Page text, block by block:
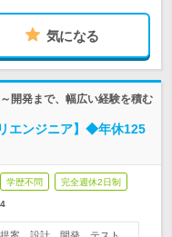
気になる
開発まで、幅広い経験を積む
エンジニア】◆年休125
学歴不問 完全週休2日制